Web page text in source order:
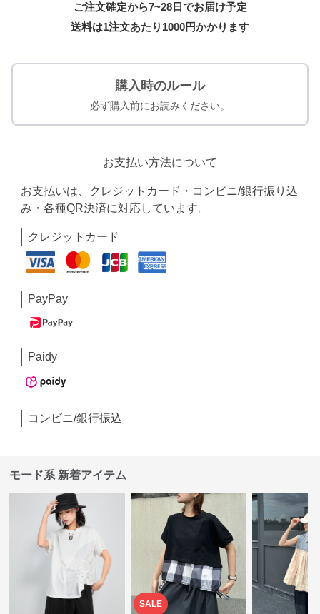
ご注文確定から7~28日でお届け予定
送料は1注文あたり 1000円かかります
購入時のルール
必ず購入前にお読みください。
お支払い方法について
お支払いは、クレジットカード・コンビニ/銀行振り込
み・各種QR決済に対応しています。
クレジットカード
PayPay
Paidy
コンビニ/銀行振込
モード系 新着アイテム
SALE